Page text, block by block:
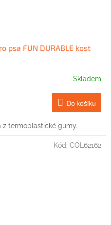
psa FUN DURABLE kost
Skladem
Do košíku
z termoplastické gumy.
Kód: COL62162